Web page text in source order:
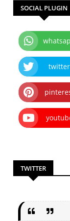
SOCIAL PLUGIN
twitter
TWITTER